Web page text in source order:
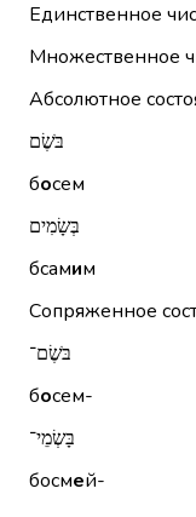
Единственное
Множественное
Абсолютное
בֹּשֶׂם
босем
בְּשָׂמִים
бсамим
Сопряженное
בֹּשֶׂם־
босем-
בָּשְׂמֵי־
босмей-